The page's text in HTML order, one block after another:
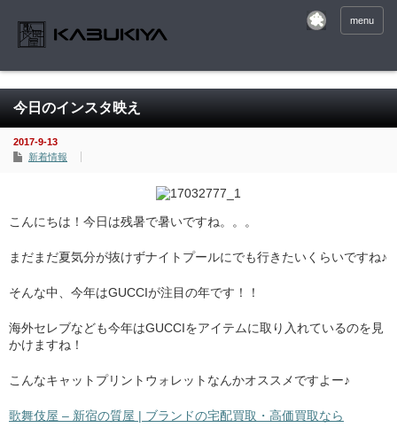
menu
今日のインスタ映え
2017-9-13
新着情報
こんにちは！今日は残暑で暑いですね。。。
まだまだ夏気分が抜けずナイトプールにでも行きたいくらいですね♪
そんな中、今年はGUCCIが注目の年です！！
海外セレブなども今年はGUCCIをアイテムに取り入れているのを見
かけますね！
こんなキャットプリントウォレットなんかオススメですよー♪
歌舞伎屋 – 新宿の質屋 | ブランドの宅配買取・高価買取なら